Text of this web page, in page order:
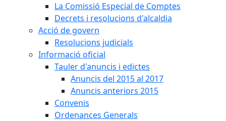
La Comissió Especial de Comptes
Decrets i resolucions d'alcaldia
Acció de govern
Resolucions judicials
Informació oficial
Tauler d'anuncis i edictes
Anuncis del 2015 al 2017
Anuncis anteriors 2015
Convenis
Ordenances Generals